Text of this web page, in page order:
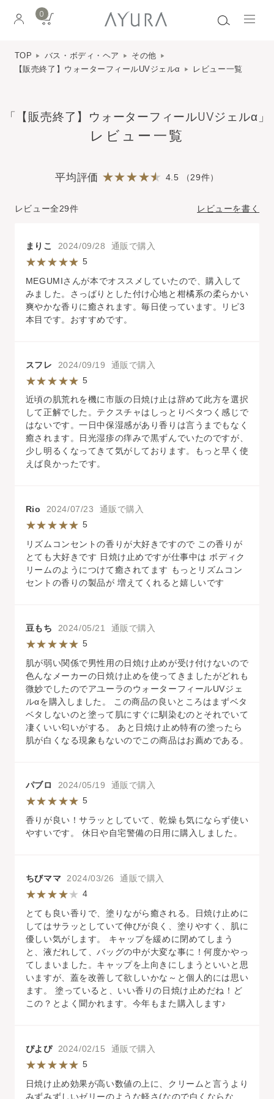
0
TOP バス・ボディ・ヘア
その他
【販売終了】ウォーターフィールUVジェルα
レビュー一覧
「【販売終了】ウォーターフィールUVジェルα」
レビュー一覧
平均評価 4.5 （29件）
レビュー全29件 レビューを書く
まりこ 2024/09/28 通販で購入
5
MEGUMIさんが本でオススメしていたので、購入して
みました。さっぱりとした付け心地と柑橘系の柔らかい
爽やかな香りに癒されます。毎日使っています。リピ3
本目です。おすすめです。
スフレ 2024/09/19 通販で購入
5
近頃の肌荒れを機に市販の日焼け止は辞めて此方を選択
して正解でした。テクスチャはしっとりベタつく感じで
はないです。一日中保湿感があり香りは言うまでもなく
癒されます。日光湿疹の痒みで黒ずんでいたのですが、
少し明るくなってきて気がしております。もっと早く使
えば良かったです。
Rio 2024/07/23 通販で購入
5
リズムコンセントの香りが大好きですので この香りが
とても大好きです 日焼け止めですが仕事中は ボディク
リームのようにつけて癒されてます もっとリズムコン
セントの香りの製品が 増えてくれると嬉しいです
豆もち 2024/05/21 通販で購入
5
肌が弱い関係で男性用の日焼け止めが受け付けないので
色んなメーカーの日焼け止めを使ってきましたがどれも
微妙でしたのでアユーラのウォーターフィールUVジェ
ルαを購入しました。 この商品の良いところはまずベタ
ベタしないのと塗って肌にすぐに馴染むのとそれでいて
凄くいい匂いがする。 あと日焼け止め特有の塗ったら
肌が白くなる現象もないのでこの商品はお薦めである。
パブロ 2024/05/19 通販で購入
5
香りが良い！サラッとしていて、乾燥も気にならず使い
やすいです。 休日や自宅警備の日用に購入しました。
ちびママ 2024/03/26 通販で購入
4
とても良い香りで、塗りながら癒される。日焼け止めに
してはサラッとしていて伸びが良く、塗りやすく、肌に
優しい気がします。 キャップを緩めに閉めてしまう
と、液だれして、バッグの中が大変な事に！何度かやっ
てしまいました。キャップを上向きにしまうといいと思
いますが、蓋を改善して欲しいかな～と個人的には思い
ます。 塗っていると、いい香りの日焼け止めだね！ど
この？とよく聞かれます。今年もまた購入します♪
ぴよぴ 2024/02/15 通販で購入
5
日焼け止め効果が高い数値の上に、クリームと言うより
みずみずしいゼリーのような軽さ(なので白くならな